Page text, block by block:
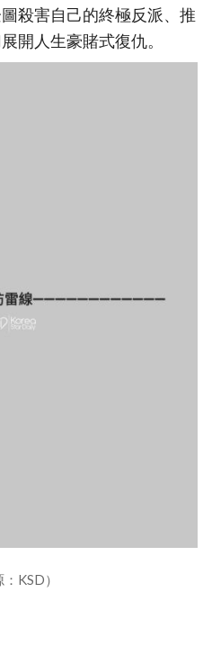
殺害自己的終極反派、推
開人生豪賭式復仇。
：KSD）